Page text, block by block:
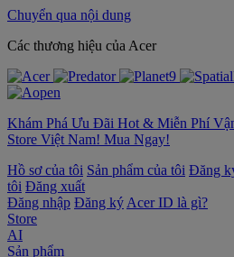
Chuyển qua nội dung
‌Các thương hiệu của Acer
Khám Phá Ưu Đãi Hot & Miễn Phí
Store Việt Nam! Mua Ngay!
Hồ sơ của tôi Sản phẩm của tôi Đăng
tôi Đăng xuất
Đăng nhập Đăng ký Acer ID là gì?
Store
AI
Sản phẩm